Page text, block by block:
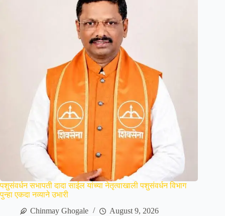
पशुसंवर्धन सभापती दादा साईल यांच्या नेतृत्वाखाली पशुसंवर्धन विभाग
पुन्हा एकदा नव्याने उभारी
Chinmay Ghogale
August 9, 2026